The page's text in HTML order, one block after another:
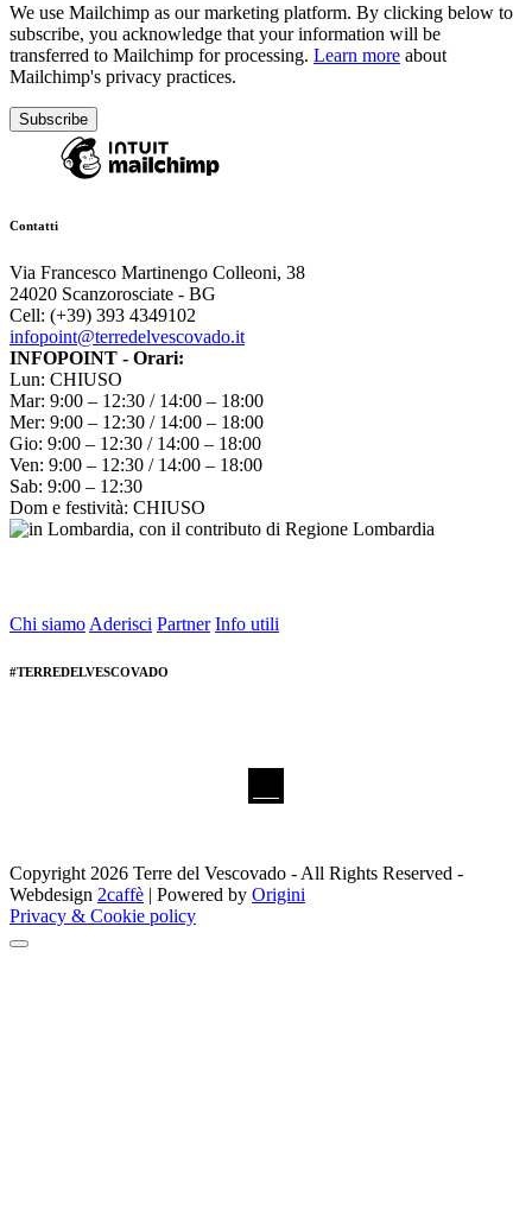
We use Mailchimp as our marketing platform. By clicking below to
subscribe, you acknowledge that your information will be
transferred to Mailchimp for processing. Learn more about
Mailchimp's privacy practices.
Contatti
Via Francesco Martinengo Colleoni, 38
24020 Scanzorosciate - BG
Cell: (+39) 393 4349102
infopoint@terredelvescovado.it
INFOPOINT - Orari:
Lun: CHIUSO
Mar: 9:00 – 12:30 / 14:00 – 18:00
Mer: 9:00 – 12:30 / 14:00 – 18:00
Gio: 9:00 – 12:30 / 14:00 – 18:00
Ven: 9:00 – 12:30 / 14:00 – 18:00
Sab: 9:00 – 12:30
Dom e festività: CHIUSO
Chi siamo Aderisci Partner Info utili
#TERREDELVESCOVADO
Copyright 2026 Terre del Vescovado - All Rights Reserved -
Webdesign 2caffè | Powered by Origini
Privacy & Cookie policy